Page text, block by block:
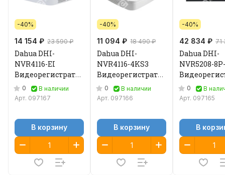
-40%
14 154 ₽ 23 590 ₽
Dahua DHI-
NVR4116-EI
Видеорегистратор
IP 0
В наличии
Арт. 097167
В корзину
-40%
11 094 ₽ 18 490 ₽
Dahua DHI-
NVR4116-4KS3
Видеорегистратор
IP 0
В наличии
Арт. 097166
В корзину
-40%
42 834 ₽ 71
Dahua DHI-
NVR5208-
IP 0
В
Арт. 097165
В